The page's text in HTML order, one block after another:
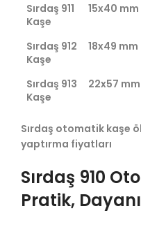
Sırdaş 911
Kaşe
15x40 mm
Sırdaş 912
Kaşe
18x49 mm
Sırdaş 913
Kaşe
22x57 mm
Sırdaş otomatik kaşe
yaptırma fiyatları
Sırdaş 910
Pratik,